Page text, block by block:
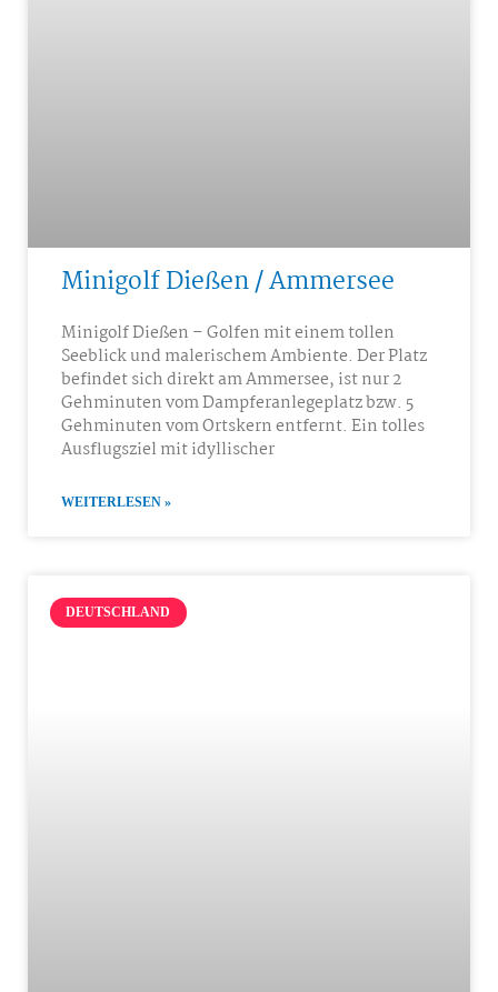
Minigolf Dießen / Ammersee
Minigolf Dießen – Golfen mit einem tollen
Seeblick und malerischem Ambiente. Der Platz
befindet sich direkt am Ammersee, ist nur 2
Gehminuten vom Dampferanlegeplatz bzw. 5
Gehminuten vom Ortskern entfernt. Ein tolles
Ausflugsziel mit idyllischer
WEITERLESEN »
DEUTSCHLAND